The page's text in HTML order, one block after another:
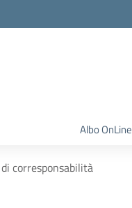
Albo OnLine
corresponsabilità